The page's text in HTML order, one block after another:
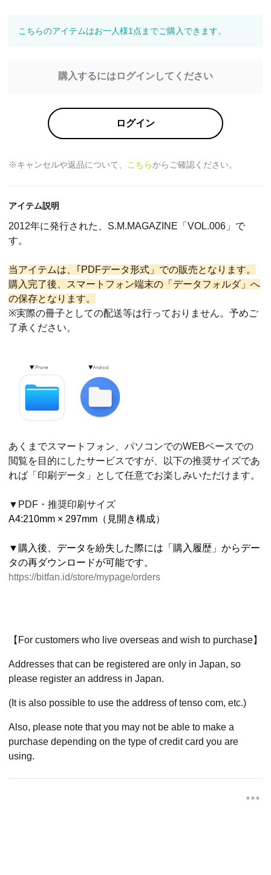
こちらのアイテムはお一人様1点までご購入できます。
購入するにはログインしてください
ログイン
※キャンセルや返品について、 こちらからご確認ください。
アイテム説明
2012年に発行された、S.M.MAGAZINE「VOL.006」で
す。
当アイテムは、｢PDFデータ形式」での販売となります。
購入完了後、スマートフォン端末の「データフォルダ」へ
の保存となります。
※実際の冊子としての配送等は行っておりません。予めご
了承ください。
あくまでスマートフォン、パソコンでのWEBベースでの
閲覧を目的にしたサービスですが、
以下の推奨サイズであ
れば「印刷データ」として任意でお楽しみいただけます。
▼PDF・推奨印刷サイズ
A4:210mm × 297mm（見開き構成）
▼購入後、データを紛失した際には「購入履歴」からデー
タの再ダウンロードが可能です。
https://bitfan.id/store/mypage/orders
【For customers who live overseas and wish to purchase】
Addresses that can be registered are only in Japan, so
please register an address in Japan.
(It is also possible to use the address of tenso com, etc.)
Also, please note that you may not be able to make a
purchase depending on the type of credit card you are
using.